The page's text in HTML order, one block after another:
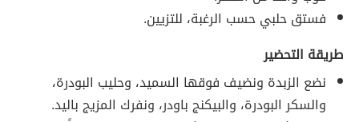
فستق حلبي حسب الرغبة، للتزيين.
طريقة التحضير
نضع الزبدة ونضيف فوقها السميد، وحليب البودرة،
والسكر البودرة، والبيكنج باودر، ونفرك المزيج باليد.